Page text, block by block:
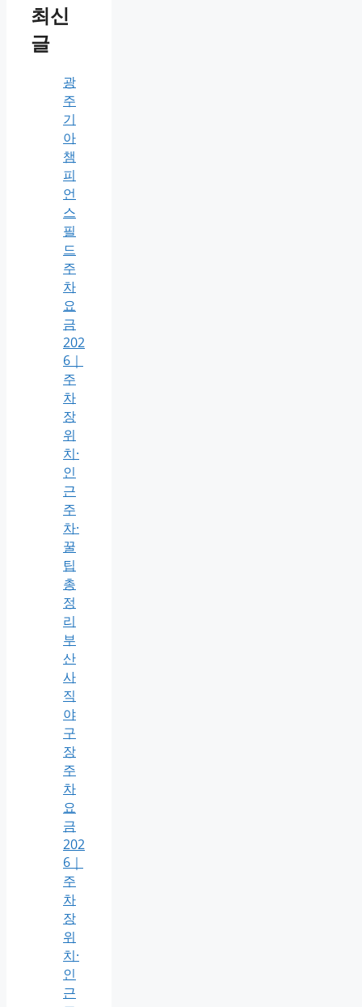
최신
글
광
주
기
아
챔
피
언
스
필
드
주
차
요
금
202
6｜
주
차
장
위
치·
인
근
주
차·
꿀
팁
총
정
리
부
산
사
직
야
구
장
주
차
요
금
202
6｜
주
차
장
위
치·
인
근